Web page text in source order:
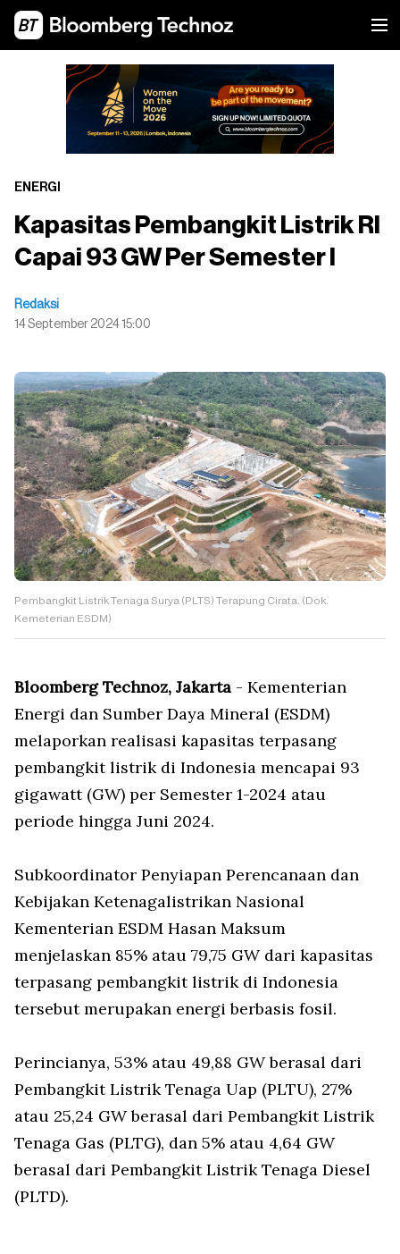
ENERGI
Kapasitas Pembangkit Listrik RI
Capai 93 GW Per Semester I
Redaksi
14 September 2024 15:00
Pembangkit Listrik Tenaga Surya (PLTS) Terapung Cirata. (Dok.
Kemeterian ESDM)
Bloomberg Technoz, Jakarta - Kementerian
Energi dan Sumber Daya Mineral (ESDM)
melaporkan realisasi kapasitas terpasang
pembangkit listrik di Indonesia mencapai 93
gigawatt (GW) per Semester 1-2024 atau
periode hingga Juni 2024.
Subkoordinator Penyiapan Perencanaan dan
Kebijakan Ketenagalistrikan Nasional
Kementerian ESDM Hasan Maksum
menjelaskan 85% atau 79,75 GW dari kapasitas
terpasang pembangkit listrik di Indonesia
tersebut merupakan energi berbasis fosil.
Perincianya, 53% atau 49,88 GW berasal dari
Pembangkit Listrik Tenaga Uap (PLTU), 27%
atau 25,24 GW berasal dari Pembangkit Listrik
Tenaga Gas (PLTG), dan 5% atau 4,64 GW
berasal dari Pembangkit Listrik Tenaga Diesel
(PLTD).